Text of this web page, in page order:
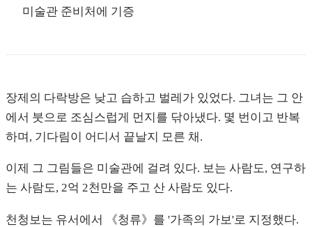
미술관 준비처에 기증
장제의 다락방은 낮고 습하고 벌레가 있었다. 그녀는 그 안
에서 붓으로 조심스럽게 먼지를 닦아냈다. 몇 번이고 반복
하며, 기다림이 어디서 끝날지 모른 채.
이제 그 그림들은 미술관에 걸려 있다. 보는 사람도, 연구하
는 사람도, 2억 2천만을 주고 산 사람도 있다.
천청보는 유서에서 《청류》를 '가족의 가보'로 지정했다.